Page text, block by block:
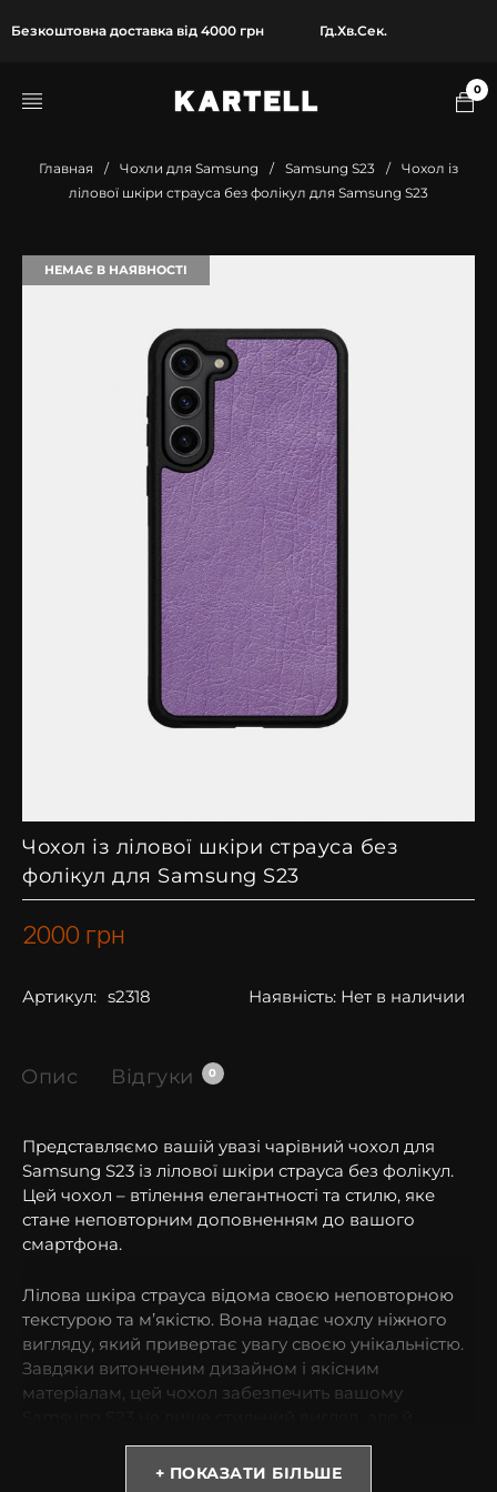
Безкоштовна доставка від 4000 грн Гд.Хв.Сек.
0
Главная / Чохли для Samsung / Samsung S23 /
Чохол із
лілової шкіри страуса без фолікул для Samsung S23
НЕМАЄ В НАЯВНОСТІ
Чохол із лілової шкіри страуса без
фолікул для Samsung S23
2000 грн
Артикул: s2318 Наявність: Нет в наличии
Опис Відгуки 0
Представляємо вашій увазі чарівний чохол для
Samsung S23 із лілової шкіри страуса без фолікул.
Цей чохол – втілення елегантності та стилю, яке
стане неповторним доповненням до вашого
смартфона.
Лілова шкіра страуса відома своєю неповторною
текстурою та м’якістю. Вона надає чохлу ніжного
вигляду, який привертає увагу своєю унікальністю.
Завдяки витонченим дизайном і якісним
матеріалам, цей чохол забезпечить вашому
надійний захист.
+ ПОКАЗАТИ БІЛЬШЕ